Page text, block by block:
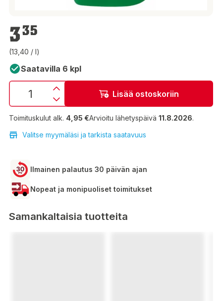
3,35 €
335
(13,40 / l)
Saatavilla 6 kpl
Lisää ostoskoriin
Toimituskulut alk. 4,95 €Arvioitu lähetyspäivä 11.8.2026.
Valitse myymäläsi ja tarkista saatavuus
Ilmainen palautus 30 päivän ajan
Nopeat ja monipuoliset toimitukset
Samankaltaisia tuotteita